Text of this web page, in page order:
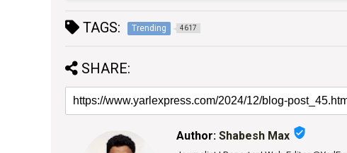
TAGS: Trending 4617
SHARE:
Author: Shabesh Max verified_user